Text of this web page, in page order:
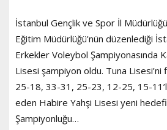
İstanbul Gençlik ve Spor İl
Eğitim Müdürlüğü'nün düzenlediği
Erkekler Voleybol Şampiyonasında
Lisesi şampiyon oldu. Tuna Lisesi’ni
25-18, 33-31, 25-23, 12-25, 15-
eden Habire Yahşi Lisesi yeni
Şampiyonluğu…